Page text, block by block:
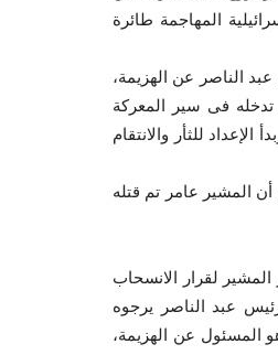
المهاجمة طائرة
الناصر عن الهزيمة،
تدخله فى سير المعركة
عما تم، وبدأ الإعداد للثأر والانتقام
مازال البعض يصر على أن المشير عامر تم قتله
"مع هيكل" محاولة يوم ٦ يونيو ١٩٦٧، فعقب إصدار المشير لقرار الانسحاب
عبد الناصر يرجوه
المسئول عن الهزيمة،